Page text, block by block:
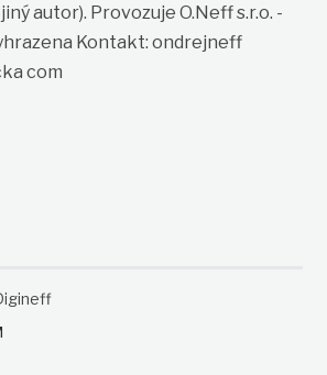
autor). Provozuje O.Neff s.r.o. -
Kontakt: ondrejneff
com